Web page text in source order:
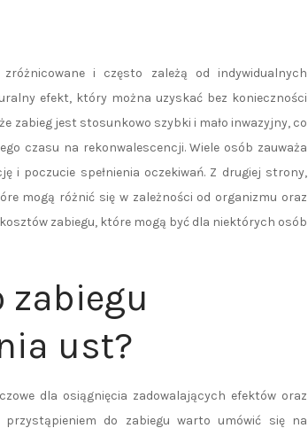
i często zależą od indywidualnych
efekt, który można uzyskać bez konieczności
zabieg jest stosunkowo szybki i mało inwazyjny, co
czasu na rekonwalescencji. Wiele osób zauważa
i poczucie spełnienia oczekiwań. Z drugiej strony,
mogą różnić się w zależności od organizmu oraz
zabiegu, które mogą być dla niektórych osób
zabiegu
ust?
dla osiągnięcia zadowalających efektów oraz
przystąpieniem do zabiegu warto umówić się na